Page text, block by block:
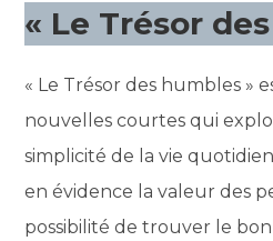
« Le Trésor
« Le Trésor des humbles »
nouvelles courtes qui
simplicité de la vie
en évidence la valeur des
possibilité de trouver le